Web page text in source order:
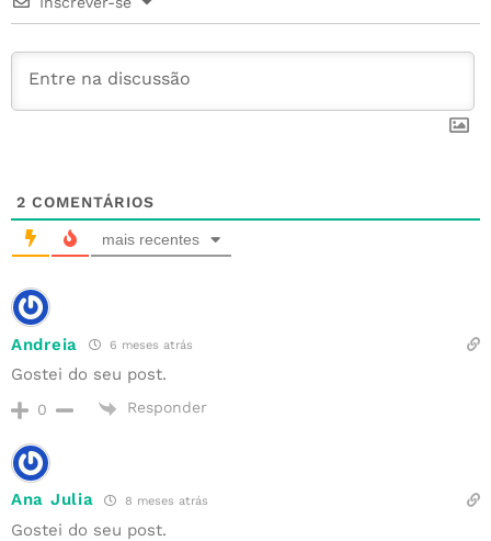
o
k
st
p
2 COMENTÁRIOS
mais recentes
Andreia 6 meses atrás
Gostei do seu post.
0 Responder
Ana Julia 8 meses atrás
Gostei do seu post.